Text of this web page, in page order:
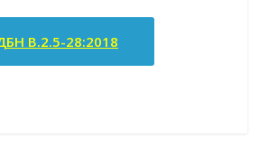
В.2.5-28:2018